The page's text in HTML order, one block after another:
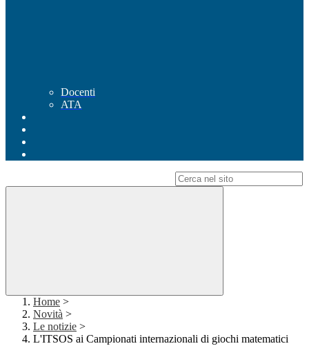
Docenti
ATA
Home >
Novità >
Le notizie >
L'ITSOS ai Campionati internazionali di giochi matematici